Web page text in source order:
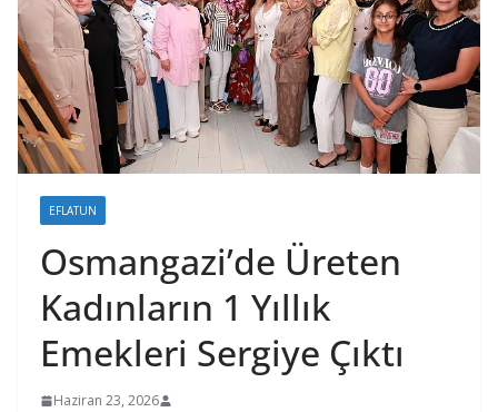
EFLATUN
Osmangazi’de Üreten
Kadınların 1 Yıllık
Emekleri Sergiye Çıktı
Haziran 23, 2026